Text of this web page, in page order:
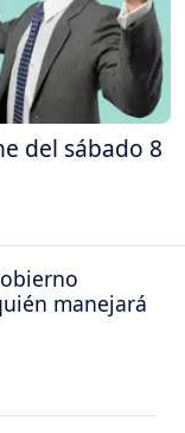
del sábado 8
manejará